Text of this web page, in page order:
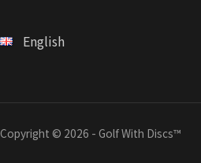
English
Copyright © 2026 - Golf With Discs™